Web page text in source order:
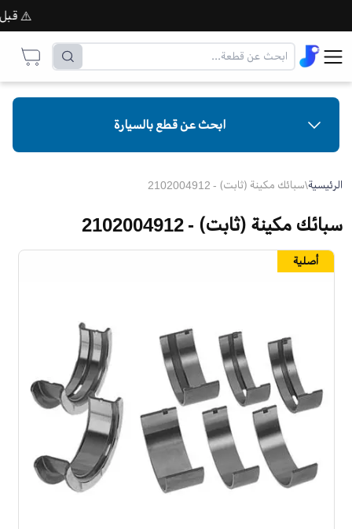
⚠️ قبل
ابحث عن قطع بالسيارة
الرئيسية\سبائك مكينة (ثابت) - 2102004912
سبائك مكينة (ثابت) - 2102004912
أصلية